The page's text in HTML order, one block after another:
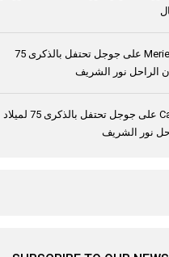
على
جوجل تحتفل بالذكرى 75
الراحل نور الشريف
على
جوجل تحتفل بالذكرى 75 لميلاد
نور الشريف